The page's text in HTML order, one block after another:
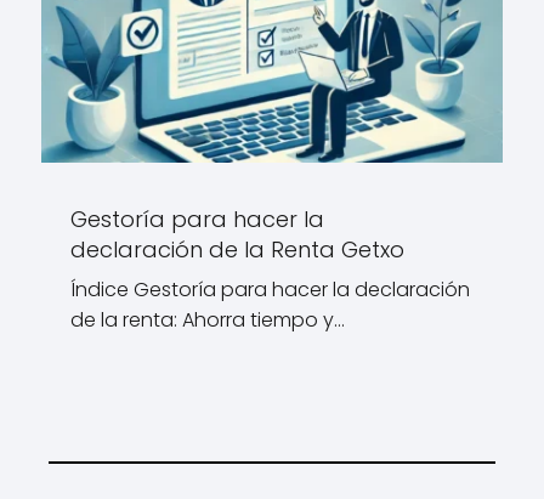
Gestoría para hacer la
declaración de la Renta Getxo
Índice Gestoría para hacer la declaración
de la renta: Ahorra tiempo y…